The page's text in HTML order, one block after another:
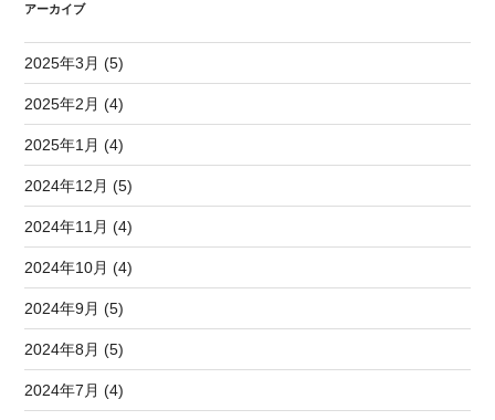
アーカイブ
2025年3月 (5)
2025年2月 (4)
2025年1月 (4)
2024年12月 (5)
2024年11月 (4)
2024年10月 (4)
2024年9月 (5)
2024年8月 (5)
2024年7月 (4)